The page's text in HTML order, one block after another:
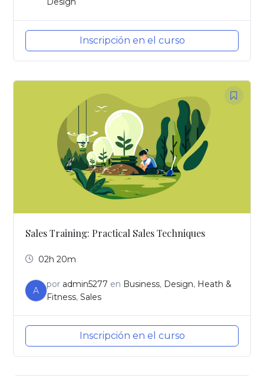
Inscripción en el curso
Sales Training: Practical Sales Techniques
02h 20m
A
por admin5277 en Business, Design, Heath &
Fitness,Sales
Inscripción en el curso